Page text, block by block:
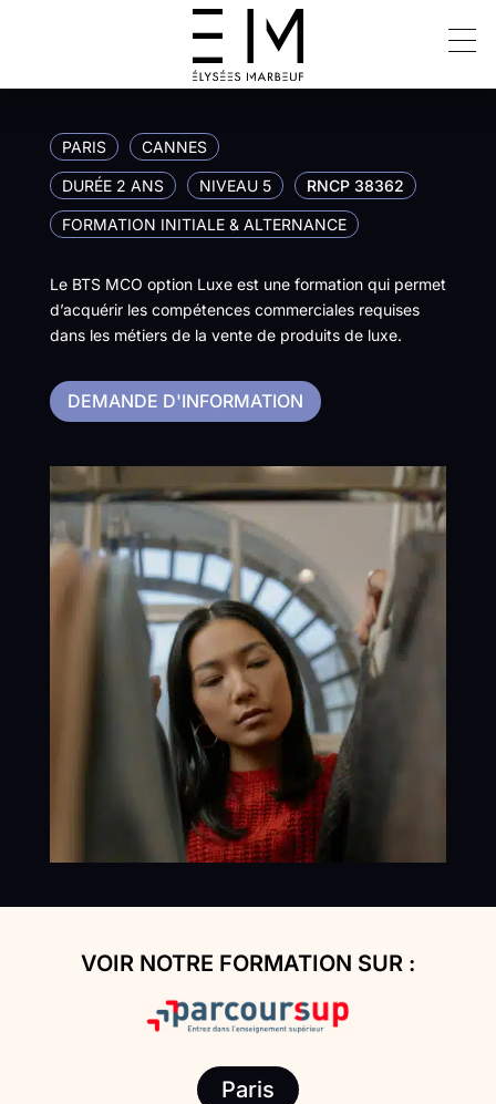
BTS MCO OPTION LUXE
PARIS CANNES
DURÉE 2 ANS NIVEAU 5 RNCP 38362
FORMATION INITIALE & ALTERNANCE
Le BTS MCO option Luxe est une formation qui permet
d’acquérir les compétences commerciales requises
dans les métiers de la vente de produits de luxe.
DEMANDE D'INFORMATION
VOIR NOTRE FORMATION SUR :
Paris